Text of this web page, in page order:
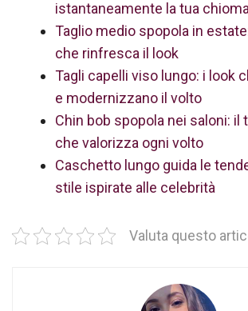
istantaneamente la tua chioma
Taglio medio spopola in
che rinfresca il look
Tagli capelli viso lungo: i look
e modernizzano il volto
Chin bob spopola nei saloni: il
che valorizza ogni volto
Caschetto lungo guida le
stile ispirate alle celebrità
Valuta questo